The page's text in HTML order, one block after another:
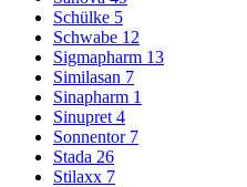
Schülke 5
Schwabe 12
Sigmapharm 13
Similasan 7
Sinapharm 1
Sinupret 4
Sonnentor 7
Stada 26
Stilaxx 7